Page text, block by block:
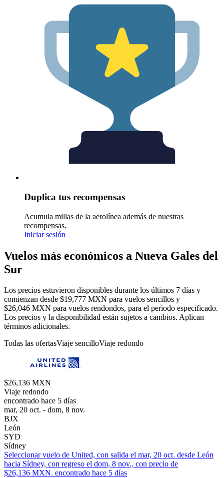
Duplica tus recompensas
Acumula millas de la aerolínea además de nuestras
recompensas.
Iniciar sesión
Vuelos más económicos a Nueva Gales del
Sur
Los precios estuvieron disponibles durante los últimos 7 días y
comienzan desde $19,777 MXN para vuelos sencillos y
$26,046 MXN para vuelos rendondos, para el periodo especificado.
Los precios y la disponibilidad están sujetos a cambios. Aplican
términos adicionales.
Todas las ofertasViaje sencilloViaje redondo
$26,136 MXN
Viaje redondo
encontrado hace 5 días
mar, 20 oct. - dom, 8 nov.
BJX
León
SYD
Sídney
Seleccionar vuelo de United, con salida el mar, 20 oct. desde León
hacia Sídney, con regreso el dom, 8 nov., con precio de
$26,136 MXN. encontrado hace 5 días